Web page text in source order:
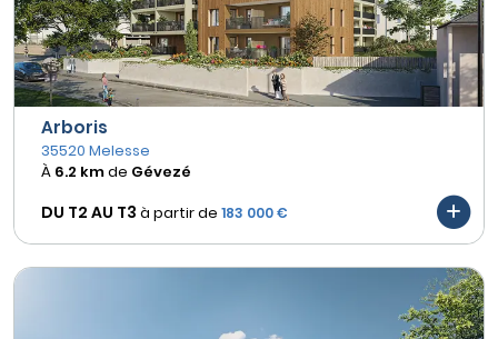
Arboris
35520 Melesse
À 6.2 kmde Gévezé
DU T2 AU T3 à partir de 183 000 €